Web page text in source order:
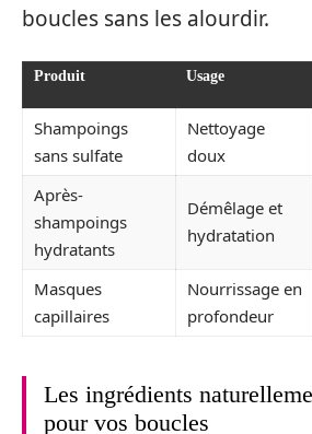
boucles sans les alourdir.
Produit Usage
Shampoings
sans sulfate
Nettoyage
doux
Après-
shampoings
hydratants
Démêlage et
hydratation
Masques
capillaires
Nourrissage en
profondeur
Les ingrédients
pour vos boucles